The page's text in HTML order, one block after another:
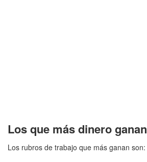
Los que más dinero ganan
Los rubros de trabajo que más ganan son: